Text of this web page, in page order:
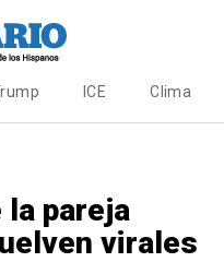
ICE Clima
pareja
virales